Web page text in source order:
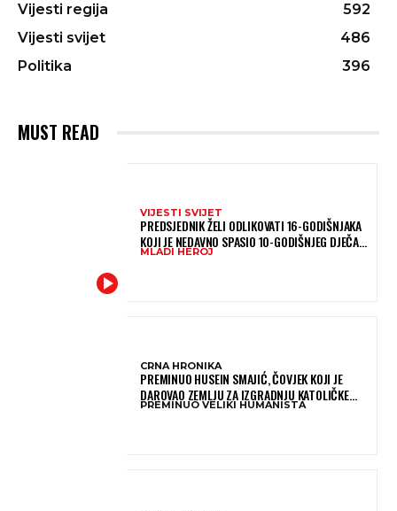
Vijesti regija
592
Vijesti svijet
486
Politika
396
MUST READ
VIJESTI SVIJET
PREDSJEDNIK ŽELI ODLIKOVATI 16-GODIŠNJAKA
KOJI JE NEDAVNO SPASIO 10-GODIŠNJEG DJEČAKA
IZ SMRTONOSNIH VALOVA
MLADI HEROJ
CRNA HRONIKA
PREMINUO HUSEIN SMAJIĆ, ČOVJEK KOJI JE
DAROVAO ZEMLJU ZA IZGRADNJU KATOLIČKE
CRKVE U BUGOJNU
PREMINUO VELIKI HUMANISTA